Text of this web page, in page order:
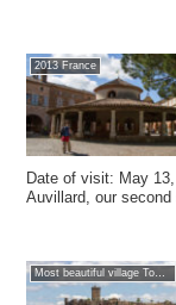
2013 France
Date of visit: May
Auvillard, our
Most beautiful village Tour of France